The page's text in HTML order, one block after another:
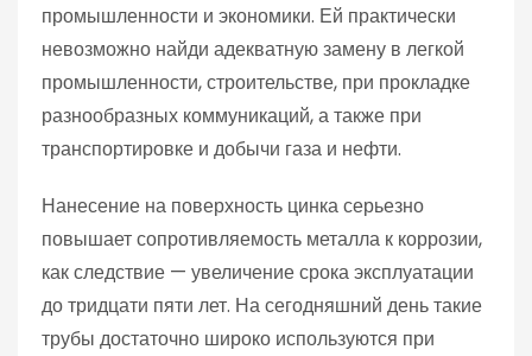
промышленности и экономики. Ей практически
невозможно найди адекватную замену в легкой
промышленности, строительстве, при прокладке
разнообразных коммуникаций, а также при
транспортировке и добычи газа и нефти.
Нанесение на поверхность цинка серьезно
повышает сопротивляемость металла к коррозии,
как следствие — увеличение срока эксплуатации
до тридцати пяти лет. На сегодняшний день такие
трубы достаточно широко используются при